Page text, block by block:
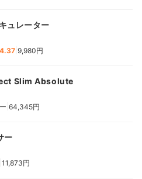
ュレーター
4.37 9,980円
Slim Absolute
64,345円
ー
11,873円